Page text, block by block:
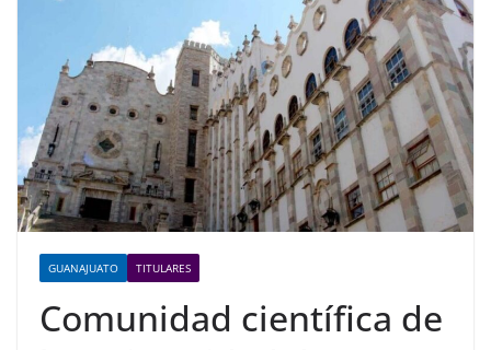
GUANAJUATO TITULARES
Comunidad científica de